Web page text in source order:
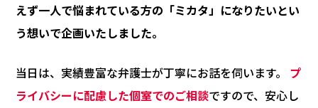
えず一人で悩まれている方の「ミカタ」になりたいとい
う想いで企画いたしました。
当日は、実績豊富な弁護士が丁寧にお話を伺います。 プ
ライバシーに配慮した個室でのご相談ですので、安心し